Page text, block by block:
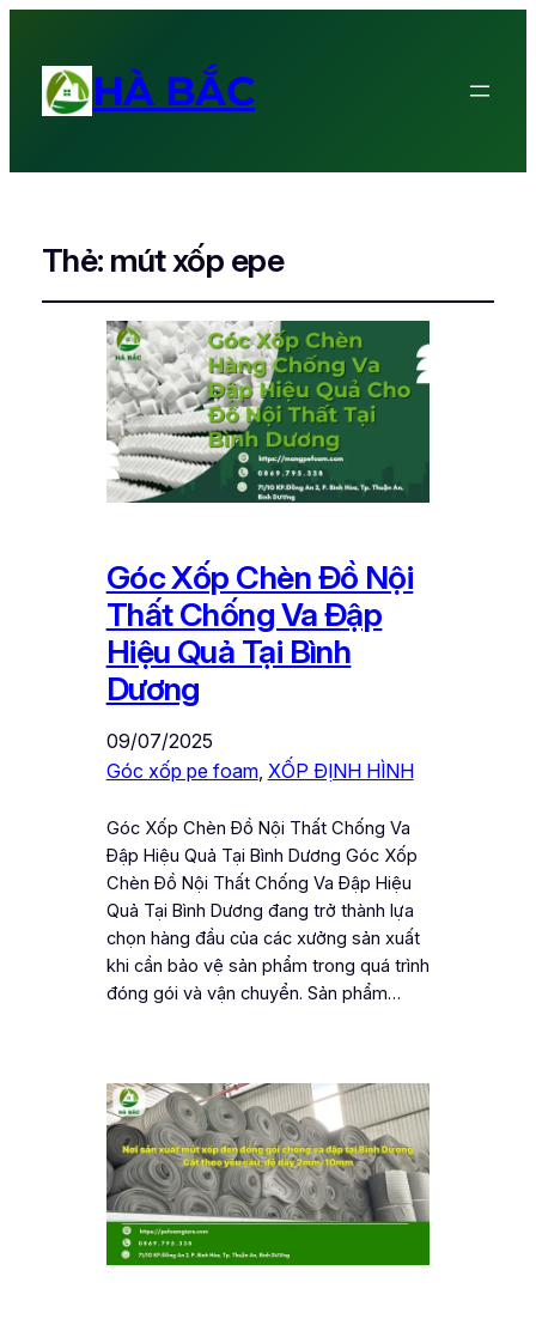
HÀ BẮC
Thẻ: mút xốp epe
Góc Xốp Chèn Đồ Nội
Thất Chống Va Đập
Hiệu Quả Tại Bình
Dương
09/07/2025
Góc xốp pe foam, XỐP ĐỊNH HÌNH
Góc Xốp Chèn Đồ Nội Thất Chống Va
Đập Hiệu Quả Tại Bình Dương Góc Xốp
Chèn Đồ Nội Thất Chống Va Đập Hiệu
Quả Tại Bình Dương đang trở thành lựa
chọn hàng đầu của các xưởng sản xuất
khi cần bảo vệ sản phẩm trong quá trình
đóng gói và vận chuyển. Sản phẩm…